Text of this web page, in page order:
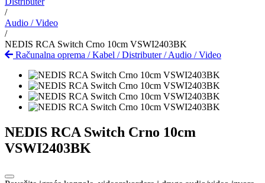
/
Audio / Video
/
NEDIS RCA Switch Crno 10cm VSWI2403BK
Računalna oprema /Kabel /Distributer/Audio / Video
NEDIS RCA Switch Crno 10cm
VSWI2403BK